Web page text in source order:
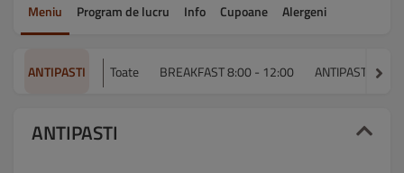
Meniu Program de lucru Info Cupoane Alergeni
ANTIPASTI Toate BREAKFAST 8:00 - 12:00 ANTIPASTI
ANTIPASTI